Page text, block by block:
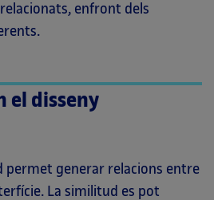
enfront dels
el disseny
permet generar relacions entre
La similitud es pot